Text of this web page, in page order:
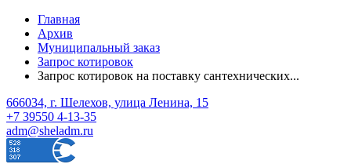
Главная
Архив
Муниципальный заказ
Запрос котировок
Запрос котировок на поставку сантехнических...
666034, г. Шелехов, улица Ленина, 15
+7 39550 4-13-35
adm@sheladm.ru